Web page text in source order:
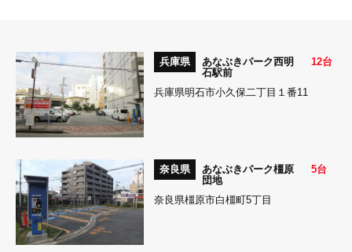
兵庫県
あなぶきパーク西明
石駅前
12台
兵庫県明石市小久保二丁目１番11
奈良県
あなぶきパーク橿原
団地
5台
奈良県橿原市白橿町5丁目